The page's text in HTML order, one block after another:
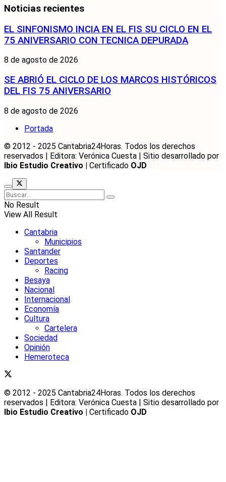
Noticias recientes
EL SINFONISMO INCIA EN EL FIS SU CICLO EN EL
75 ANIVERSARIO CON TECNICA DEPURADA
8 de agosto de 2026
SE ABRIÓ EL CICLO DE LOS MARCOS HISTÓRICOS
DEL FIS 75 ANIVERSARIO
8 de agosto de 2026
Portada
© 2012 - 2025 Cantabria24Horas. Todos los derechos
reservados | Editora: Verónica Cuesta | Sitio desarrollado por
Ibio Estudio Creativo | Certificado OJD
No Result
View All Result
Cantabria
Municipios
Santander
Deportes
Racing
Besaya
Nacional
Internacional
Economía
Cultura
Cartelera
Sociedad
Opinión
Hemeroteca
© 2012 - 2025 Cantabria24Horas. Todos los derechos
reservados | Editora: Verónica Cuesta | Sitio desarrollado por
Ibio Estudio Creativo |
Certificado OJD